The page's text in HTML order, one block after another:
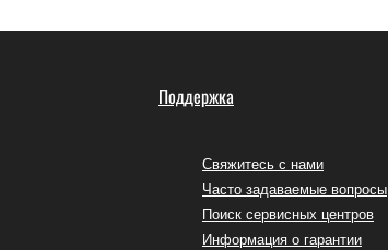
Поддержка
Свяжитесь с нами
Часто задаваемые вопросы
Поиск сервисных центров
Информация о гарантии